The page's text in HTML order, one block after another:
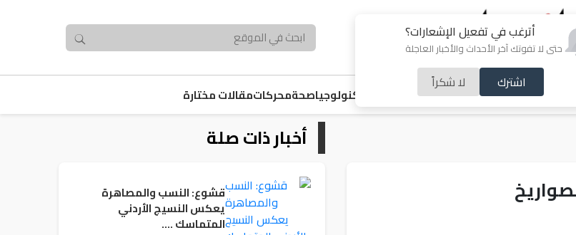
أترغب في تفعيل الإشعارات؟
حتى لا تفوتك آخر الأحداث والأخبار العاجلة
اشترك لا شكراً
ملفات ساخنةخبر و صورةرياضة تكنولوجياصحةمحركاتمقالات مختارة
أخبار ذات صلة
قشوع: النسب والمصاهرة
يعكس النسيج الأردني
المتماسك ….